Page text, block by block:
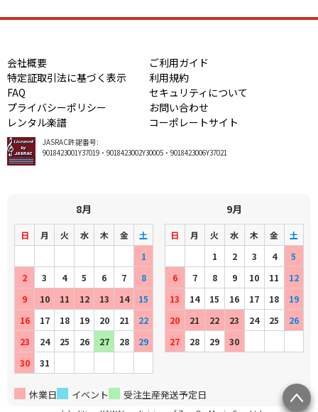
会社概要
ご利用ガイド
特定証取引法に基づく表示
利用規約
FAQ
セキュリティについて
プライバシーポリシー
お問い合わせ
レンタル楽譜
コーポレートサイト
JASRAC許諾番号:
9018423001Y37019・9018423002Y30005・9018423006Y37021
8月
日 月 火 水 木 金
土
1
2
3 4 5 6 7
8
9
10 11 12 13 14
15
16
17 18 19 20 21
22
23
24 25 26 27 28
29
30
31
9月
日 月 火 水 木 金
土
1
2 3 4
5
6
7 8 9 10 11
12
13
14 15 16 17 18
19
20
21 22 23 24 25
26
27
28 29 30
休業日 イベント 受注生産発送予定日